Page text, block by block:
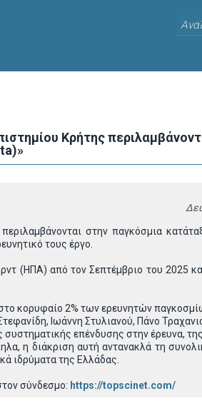
Κρήτης
στην παγκόσμια
τους έργο.
(ΗΠΑ) από τον Σεπτέμβριο του 2025
κορυφαίο 2% των ερευνητών
Ιωάννη Στυλιανού, Πάνο Τραχανιά
επένδυσης στην έρευνα,
η διάκριση αυτή αντανακλά τη
ιδρύματα της Ελλάδας.
σύνδεσμο: https://topscinet.com/